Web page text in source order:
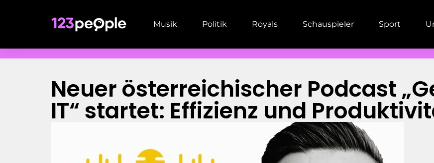
Musik Politik Royals Schauspieler Sport
Neuer österreichischer Podcast
IT“ startet: Effizienz und